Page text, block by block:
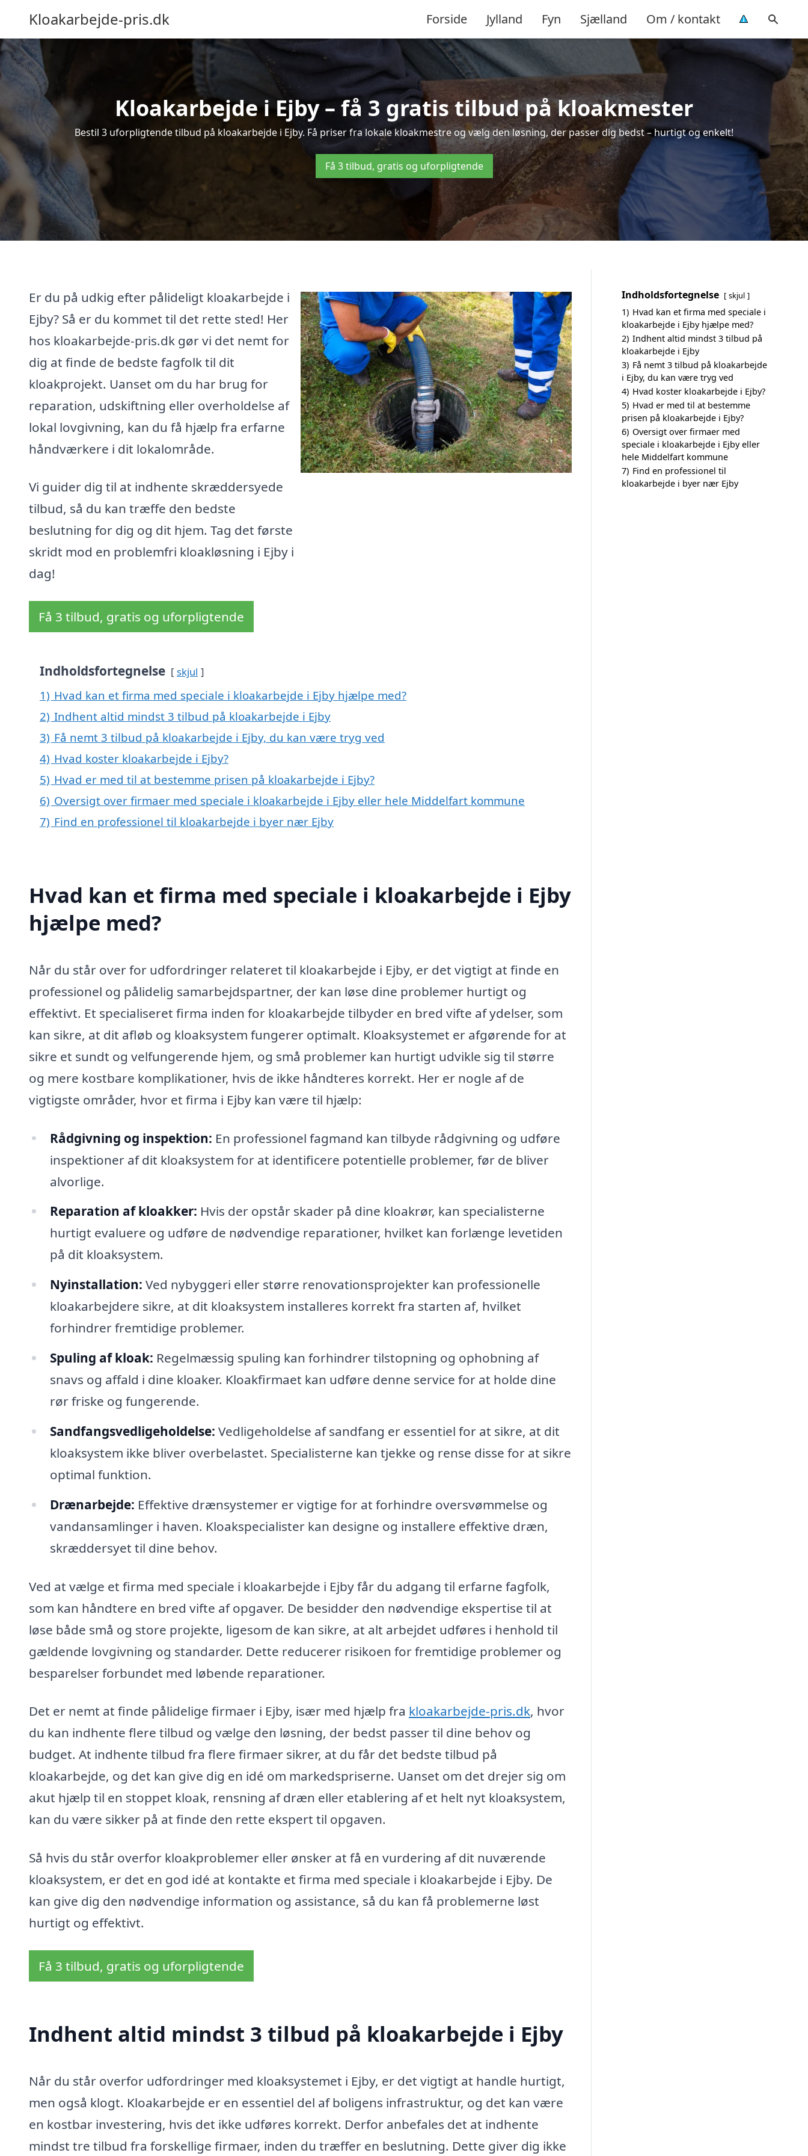
Kloakarbejde-pris.dk Forside Jylland Fyn Sjælland Om / kontakt
Kloakarbejde i Ejby – få 3 gratis tilbud på kloakmester
Bestil 3 uforpligtende tilbud på kloakarbejde i Ejby. Få priser fra lokale kloakmestre og vælg den løsning, der passer dig bedst – hurtigt og enkelt!
Få 3 tilbud, gratis og uforpligtende
Er du på udkig efter pålideligt kloakarbejde i
Ejby? Så er du kommet til det rette sted! Her
hos kloakarbejde-pris.dk gør vi det nemt for
dig at finde de bedste fagfolk til dit
kloakprojekt. Uanset om du har brug for
reparation, udskiftning eller overholdelse af
lokal lovgivning, kan du få hjælp fra erfarne
håndværkere i dit lokalområde.
Vi guider dig til at indhente skræddersyede
tilbud, så du kan træffe den bedste
beslutning for dig og dit hjem. Tag det første
skridt mod en problemfri kloakløsning i Ejby i
dag!
Få 3 tilbud, gratis og uforpligtende
Indholdsfortegnelse skjul
1) Hvad kan et firma med speciale i kloakarbejde i Ejby hjælpe med?
2) Indhent altid mindst 3 tilbud på kloakarbejde i Ejby
3) Få nemt 3 tilbud på kloakarbejde i Ejby, du kan være tryg ved
4) Hvad koster kloakarbejde i Ejby?
5) Hvad er med til at bestemme prisen på kloakarbejde i Ejby?
6) Oversigt over firmaer med speciale i kloakarbejde i Ejby eller hele Middelfart kommune
7) Find en professionel til kloakarbejde i byer nær Ejby
Hvad kan et firma med speciale i kloakarbejde i Ejby
hjælpe med?
Når du står over for udfordringer relateret til kloakarbejde i Ejby, er det vigtigt at finde en
professionel og pålidelig samarbejdspartner, der kan løse dine problemer hurtigt og
effektivt. Et specialiseret firma inden for kloakarbejde tilbyder en bred vifte af ydelser, som
kan sikre, at dit afløb og kloaksystem fungerer optimalt. Kloaksystemet er afgørende for at
sikre et sundt og velfungerende hjem, og små problemer kan hurtigt udvikle sig til større
og mere kostbare komplikationer, hvis de ikke håndteres korrekt. Her er nogle af de
vigtigste områder, hvor et firma i Ejby kan være til hjælp:
Rådgivning og inspektion: En professionel fagmand kan tilbyde rådgivning og udføre
inspektioner af dit kloaksystem for at identificere potentielle problemer, før de bliver
alvorlige.
Reparation af kloakker: Hvis der opstår skader på dine kloakrør, kan specialisterne
hurtigt evaluere og udføre de nødvendige reparationer, hvilket kan forlænge levetiden
på dit kloaksystem.
Nyinstallation: Ved nybyggeri eller større renovationsprojekter kan professionelle
kloakarbejdere sikre, at dit kloaksystem installeres korrekt fra starten af, hvilket
forhindrer fremtidige problemer.
Spuling af kloak: Regelmæssig spuling kan forhindrer tilstopning og ophobning af
snavs og affald i dine kloaker. Kloakfirmaet kan udføre denne service for at holde dine
rør friske og fungerende.
Sandfangsvedligeholdelse: Vedligeholdelse af sandfang er essentiel for at sikre, at dit
kloaksystem ikke bliver overbelastet. Specialisterne kan tjekke og rense disse for at sikre
optimal funktion.
Drænarbejde: Effektive drænsystemer er vigtige for at forhindre oversvømmelse og
vandansamlinger i haven. Kloakspecialister kan designe og installere effektive dræn,
skræddersyet til dine behov.
Ved at vælge et firma med speciale i kloakarbejde i Ejby får du adgang til erfarne fagfolk,
som kan håndtere en bred vifte af opgaver. De besidder den nødvendige ekspertise til at
løse både små og store projekte, ligesom de kan sikre, at alt arbejdet udføres i henhold til
gældende lovgivning og standarder. Dette reducerer risikoen for fremtidige problemer og
besparelser forbundet med løbende reparationer.
Det er nemt at finde pålidelige firmaer i Ejby, især med hjælp fra kloakarbejde-pris.dk, hvor
du kan indhente flere tilbud og vælge den løsning, der bedst passer til dine behov og
budget. At indhente tilbud fra flere firmaer sikrer, at du får det bedste tilbud på
kloakarbejde, og det kan give dig en idé om markedspriserne. Uanset om det drejer sig om
akut hjælp til en stoppet kloak, rensning af dræn eller etablering af et helt nyt kloaksystem,
kan du være sikker på at finde den rette ekspert til opgaven.
Så hvis du står overfor kloakproblemer eller ønsker at få en vurdering af dit nuværende
kloaksystem, er det en god idé at kontakte et firma med speciale i kloakarbejde i Ejby. De
kan give dig den nødvendige information og assistance, så du kan få problemerne løst
hurtigt og effektivt.
Få 3 tilbud, gratis og uforpligtende
Indhent altid mindst 3 tilbud på kloakarbejde i Ejby
Når du står overfor udfordringer med kloaksystemet i Ejby, er det vigtigt at handle hurtigt,
men også klogt. Kloakarbejde er en essentiel del af boligens infrastruktur, og det kan være
en kostbar investering, hvis det ikke udføres korrekt. Derfor anbefales det at indhente
mindst tre tilbud fra forskellige firmaer, inden du træffer en beslutning. Dette giver dig ikke
Indholdsfortegnelse skjul
1) Hvad kan et firma med speciale i
kloakarbejde i Ejby hjælpe med?
2) Indhent altid mindst 3 tilbud på
kloakarbejde i Ejby
3) Få nemt 3 tilbud på kloakarbejde
i Ejby, du kan være tryg ved
4) Hvad koster kloakarbejde i Ejby?
5) Hvad er med til at bestemme
prisen på kloakarbejde i Ejby?
6) Oversigt over firmaer med
speciale i kloakarbejde i Ejby eller
hele Middelfart kommune
7) Find en professionel til
kloakarbejde i byer nær Ejby